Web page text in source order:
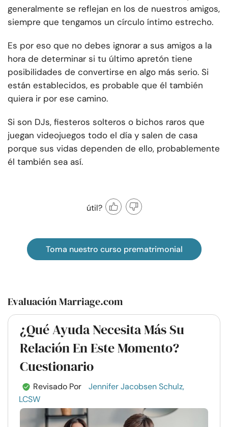
generalmente se reflejan en los de nuestros amigos,
siempre que tengamos un círculo íntimo estrecho.
Es por eso que no debes ignorar a sus amigos a la
hora de determinar si tu último apretón tiene
posibilidades de convertirse en algo más serio. Si
están establecidos, es probable que él también
quiera ir por ese camino.
Si son DJs, fiesteros solteros o bichos raros que
juegan videojuegos todo el día y salen de casa
porque sus vidas dependen de ello, probablemente
él también sea así.
útil?
Toma nuestro curso prematrimonial
Evaluación Marriage.com
¿Qué Ayuda Necesita Más Su
Relación En Este Momento?
Cuestionario
Revisado Por
Jennifer Jacobsen Schulz,
LCSW